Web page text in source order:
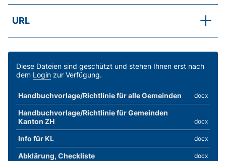
URL
SKOS-RL; Kapitel C.6.5 Abs. 2 lit. d
Diese Dateien sind geschützt und stehen Ihnen erst nach
dem Login zur Verfügung.
Handbuchvorlage/Richtlinie für alle Gemeinden docx
Handbuchvorlage/Richtlinie für Gemeinden
Kanton ZH
docx
Info für KL docx
Abklärung, Checkliste docx